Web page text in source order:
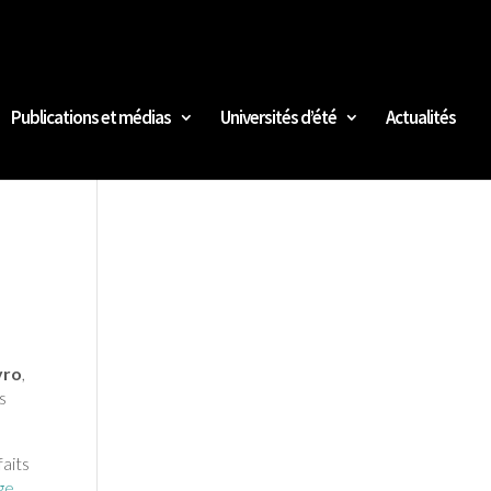
Publications et médias Universités d’été Actualités
,